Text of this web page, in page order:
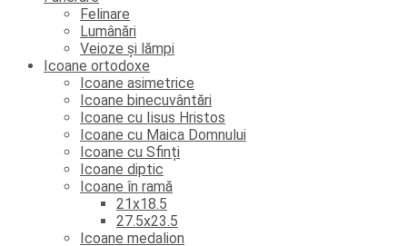
Felinare
Lumânări
Veioze și lămpi
Icoane ortodoxe
Icoane asimetrice
Icoane binecuvântări
Icoane cu Iisus Hristos
Icoane cu Maica Domnului
Icoane cu Sfinți
Icoane diptic
Icoane în ramă
21x18.5
27.5x23.5
Icoane medalion